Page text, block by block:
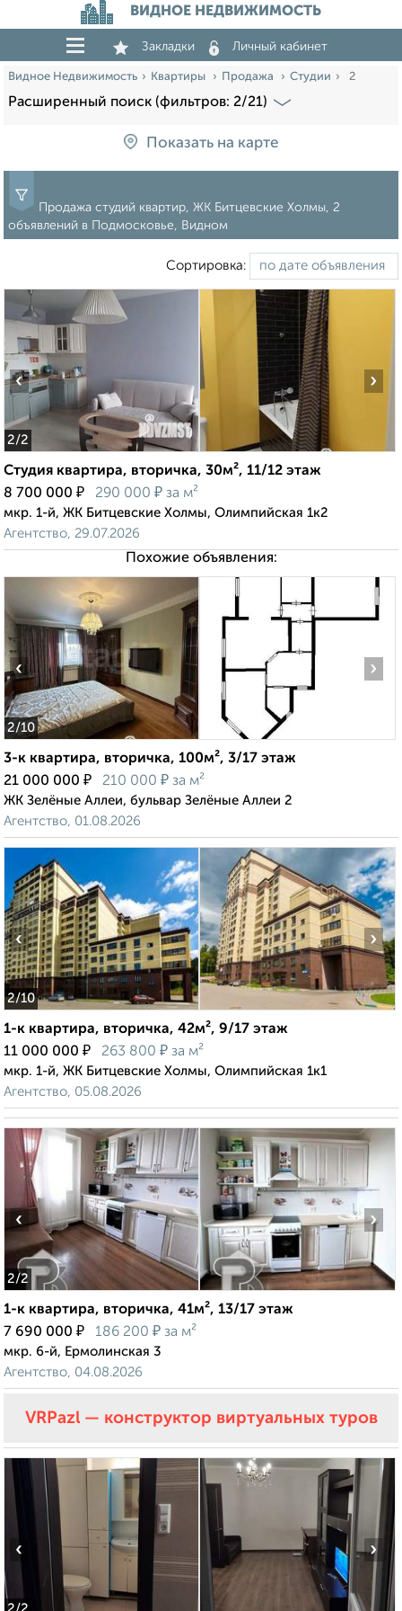
ВИДНОЕ НЕДВИЖИМОСТЬ
Закладки Личный кабинет
Видное Недвижимость Квартиры Продажа Студии 2
Расширенный поиск (фильтров: 2/21)
Показать на карте
Продажа студий квартир, ЖК Битцевские Холмы, 2
объявлений в Подмосковье, Видном
Сортировка:
2/2
‹ ›
Студия квартира, вторичка, 30м², 11/12 этаж
8 700 000 ₽ 290 000 ₽ за м²
мкр. 1-й, ЖК Битцевские Холмы, Олимпийская 1к2
Агентство, 29.07.2026
Похожие объявления:
2/10
‹ ›
3-к квартира, вторичка, 100м², 3/17 этаж
21 000 000 ₽ 210 000 ₽ за м²
ЖК Зелёные Аллеи, бульвар Зелёные Аллеи 2
Агентство, 01.08.2026
2/10
‹ ›
1-к квартира, вторичка, 42м², 9/17 этаж
11 000 000 ₽ 263 800 ₽ за м²
мкр. 1-й, ЖК Битцевские Холмы, Олимпийская 1к1
Агентство, 05.08.2026
2/2
‹ ›
1-к квартира, вторичка, 41м², 13/17 этаж
7 690 000 ₽ 186 200 ₽ за м²
мкр. 6-й, Ермолинская 3
Агентство, 04.08.2026
VRPazl — конструктор виртуальных туров
‹ ›